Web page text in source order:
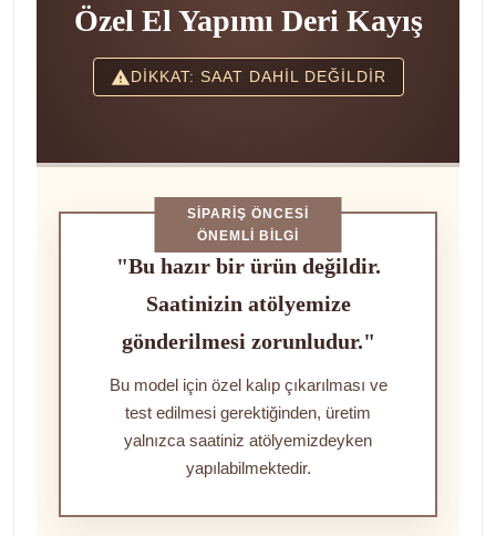
Özel El Yapımı Deri Kayış
DİKKAT: SAAT DAHİL DEĞİLDİR
SIPARIŞ ÖNCESI
ÖNEMLI BILGI
"Bu hazır bir ürün değildir.
Saatinizin atölyemize
gönderilmesi zorunludur."
Bu model için özel kalıp çıkarılması ve
test edilmesi gerektiğinden, üretim
yalnızca saatiniz atölyemizdeyken
yapılabilmektedir.